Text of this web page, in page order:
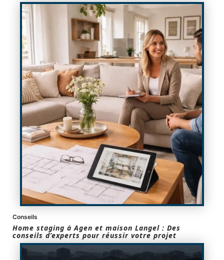
Conseils
Home staging à Agen et maison Langel : Des
conseils d’experts pour réussir votre projet